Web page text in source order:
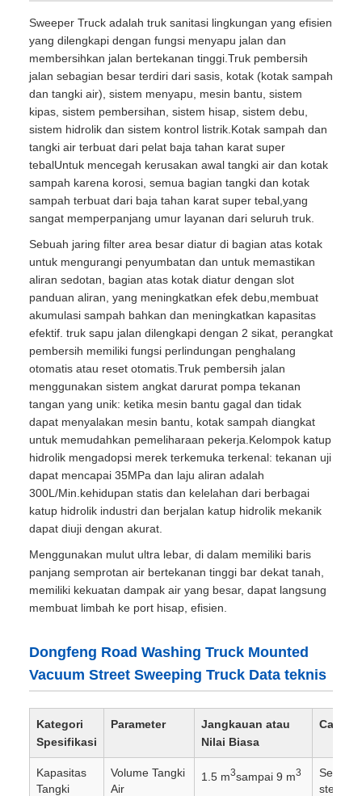
Sweeper Truck adalah truk sanitasi lingkungan yang efisien
yang dilengkapi dengan fungsi menyapu jalan dan
membersihkan jalan bertekanan tinggi.Truk pembersih
jalan sebagian besar terdiri dari sasis, kotak (kotak sampah
dan tangki air), sistem menyapu, mesin bantu, sistem
kipas, sistem pembersihan, sistem hisap, sistem debu,
sistem hidrolik dan sistem kontrol listrik.Kotak sampah dan
tangki air terbuat dari pelat baja tahan karat super
tebalUntuk mencegah kerusakan awal tangki air dan kotak
sampah karena korosi, semua bagian tangki dan kotak
sampah terbuat dari baja tahan karat super tebal,yang
sangat memperpanjang umur layanan dari seluruh truk.
Sebuah jaring filter area besar diatur di bagian atas kotak
untuk mengurangi penyumbatan dan untuk memastikan
aliran sedotan, bagian atas kotak diatur dengan slot
panduan aliran, yang meningkatkan efek debu,membuat
akumulasi sampah bahkan dan meningkatkan kapasitas
efektif. truk sapu jalan dilengkapi dengan 2 sikat, perangkat
pembersih memiliki fungsi perlindungan penghalang
otomatis atau reset otomatis.Truk pembersih jalan
menggunakan sistem angkat darurat pompa tekanan
tangan yang unik: ketika mesin bantu gagal dan tidak
dapat menyalakan mesin bantu, kotak sampah diangkat
untuk memudahkan pemeliharaan pekerja.Kelompok katup
hidrolik mengadopsi merek terkemuka terkenal: tekanan uji
dapat mencapai 35MPa dan laju aliran adalah
300L/Min.kehidupan statis dan kelelahan dari berbagai
katup hidrolik industri dan berjalan katup hidrolik mekanik
dapat diuji dengan akurat.
Menggunakan mulut ultra lebar, di dalam memiliki baris
panjang semprotan air bertekanan tinggi bar dekat tanah,
memiliki kekuatan dampak air yang besar, dapat langsung
membuat limbah ke port hisap, efisien.
Dongfeng Road Washing Truck Mounted
Vacuum Street Sweeping Truck Data teknis
Kategori
Spesifikasi
Parameter
Jangkauan atau
Nilai Biasa
Catatan
Kapasitas
Tangki
Volume Tangki
Air
1.5 m3sampai 9 m3
steel.